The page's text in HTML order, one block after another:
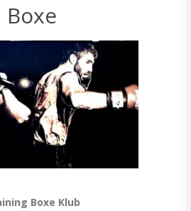
Boxe
Boxe Klub